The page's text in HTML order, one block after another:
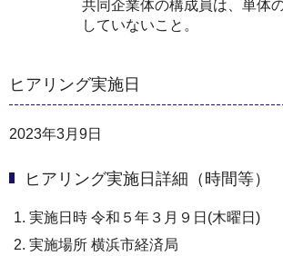
共同企業体の構成員は、単体
していないこと。
ヒアリング実施日
2023年3月9日
ヒアリング実施日詳細（時間等）
実施日時 令和５年３月９日(木曜日)
実施場所 横浜市経済局